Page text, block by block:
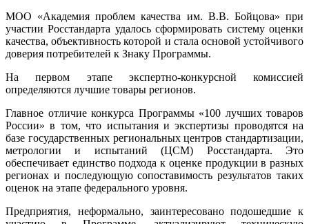
МОО «Академия проблем качества им. В.В. Бойцова» при
участии Росстандарта удалось сформировать систему оценки
качества, объективность которой и стала основой устойчивого
доверия потребителей к Знаку Программы.
На первом этапе экспертно-конкурсной комиссией
определяются лучшие товары регионов.
Главное отличие конкурса Программы «100 лучших товаров
России» в том, что испытания и экспертизы проводятся на
базе государственных региональных центров стандартизации,
метрологии и испытаний (ЦCM) Росстандарта. Это
обеспечивает единство подхода к оценке продукции в разных
регионах и последующую сопоставимость результатов таких
оценок на этапе федерального уровня.
Предприятия, неформально, заинтересовано подошедшие к